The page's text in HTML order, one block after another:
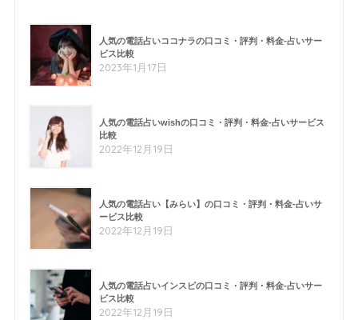
人気の電話占いココナラの口コミ・評判・料金-占いサー
ビス比較
2023年1月17日
人気の電話占いwishの口コミ・評判・料金-占いサービス
比較
2022年12月19日
人気の電話占い【みらい】の口コミ・評判・料金-占いサ
ービス比較
2022年12月19日
人気の電話占いインスピの口コミ・評判・料金-占いサー
ビス比較
2022年12月19日